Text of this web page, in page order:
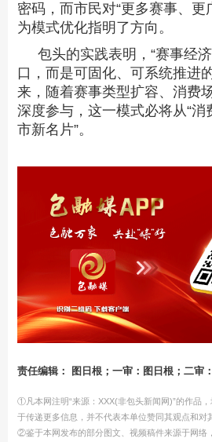
密码，而市民对“更多赛事、更
为模式优化指明了方向。
包头的实践表明，“赛事经
口，而是可固化、可系统推进
来，随着赛事类型扩容、消费
深度参与，这一模式必将从“消
市新名片”。
责任编辑： 图日根；一审：图日根；二审
①凡本网注明“来源：XXX(非包头新闻网)”的作品
于传递更多信息，并不代表本单位赞同其观点和对
②鉴于本网发布的部分图文、视频稿件来源于网络